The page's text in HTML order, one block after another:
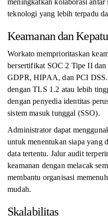
meningkatkan kolaborasi
teknologi yang lebih terpadu
Keamanan dan
Workato memprioritaskan
bersertifikat SOC 2 Tipe II dan
GDPR, HIPAA, dan PCI
dengan TLS 1.2 atau lebih
dengan penyedia identitas
sistem masuk tunggal (SSO).
Administrator dapat
untuk menentukan siapa yang
data tertentu. Jalur audit
keamanan dengan melacak
membantu organisasi
mudah.
Skalabilitas